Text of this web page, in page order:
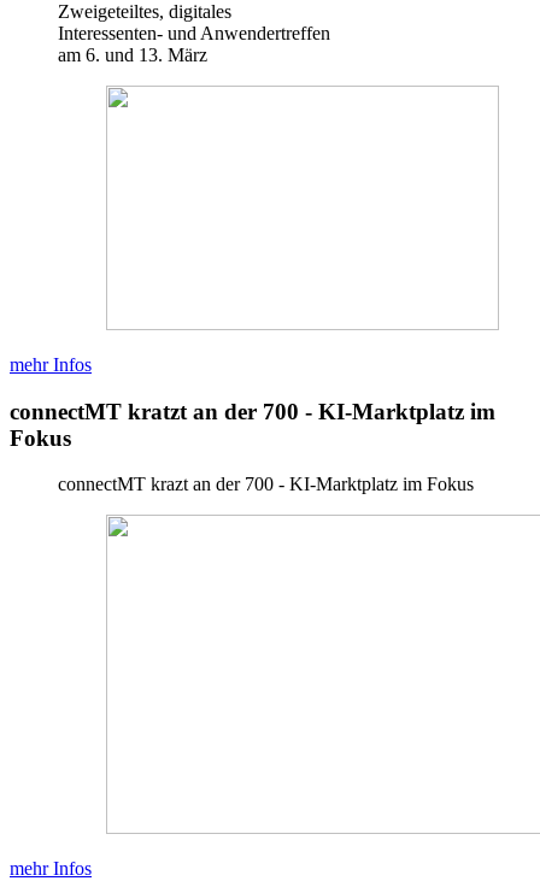
Zweigeteiltes, digitales
Interessenten- und Anwendertreffen
am 6. und 13. März
mehr Infos
connectMT kratzt an der 700 - KI-Marktplatz im
Fokus
connectMT krazt an der 700 - KI-Marktplatz im Fokus
mehr Infos